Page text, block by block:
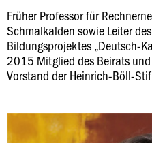
Früher Professor für
Schmalkalden sowie Leiter
Bildungsprojektes „Deutsch-
2015 Mitglied des Beirats
Vorstand der Heinrich-Böll-